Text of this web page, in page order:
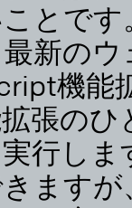
とで
新の
機能
張の
行し
ます